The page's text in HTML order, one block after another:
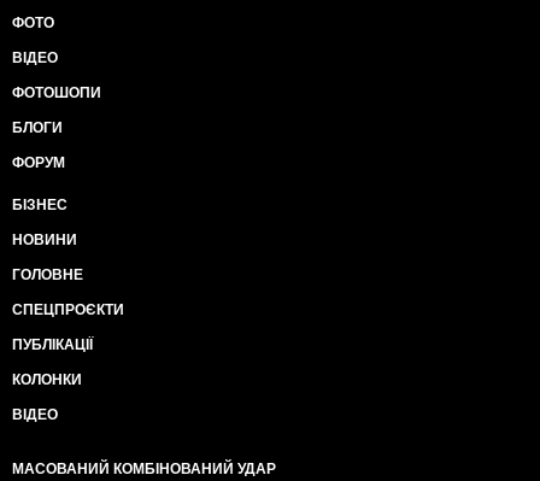
ФОТО
ВІДЕО
ФОТОШОПИ
БЛОГИ
ФОРУМ
БІЗНЕС
НОВИНИ
ГОЛОВНЕ
СПЕЦПРОЄКТИ
ПУБЛІКАЦІЇ
КОЛОНКИ
ВІДЕО
МАСОВАНИЙ КОМБІНОВАНИЙ УДАР